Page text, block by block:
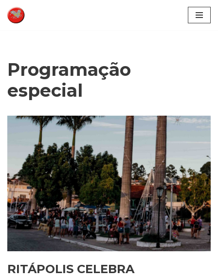
Pular
Programação
especial
RITÁPOLIS CELEBRA